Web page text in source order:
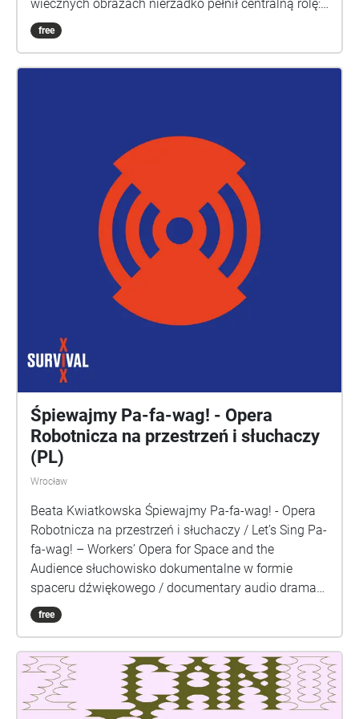
wiecznych obrazach nierzadko pełnił centralną rolę:
grają na nim anioły, alegorie muzyki lub demoniczne
stwory. W kolejnym stuleciu zniknął w nieznanych
zapomniany artefakt. W kilku wskazanych punktach
globu lokalne społeczności od wieków gromadziły
się, by wyczekiwać tego wydarzenia. Najbliższy z
nich przypadał prawdopodobnie na Wrocławskie
Pola Irygacyjne.
free
Śpiewajmy Pa-fa-wag! - Opera
Robotnicza na przestrzeń i słuchaczy
(PL)
Wrocław
Beata Kwiatkowska Śpiewajmy Pa-fa-wag! - Opera
Robotnicza na przestrzeń i słuchaczy / Let’s Sing Pa-
fa-wag! – Workers’ Opera for Space and the
Audience słuchowisko dokumentalne w formie
spaceru dźwiękowego / documentary audio drama
in the form of an soundwalk, 2021 PL: Opera
Robotnicza jest mniej znanym wyrywkiem w historii
Autor koncepcji Stanisław Drabik, opowiadał:
"zorganizuję pierwszą w kraju Operę Robotniczą w
oparciu o związki zawodowe, z własnym chórem,
free